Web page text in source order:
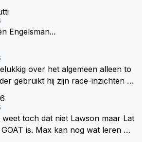
Engelsman...
over het algemeen alleen to
gebruikt hij zijn race-inzichten q
niets, dus wat dat betreft h
😂.
weet toch dat niet Lawson maar Lat
is. Max kan nog wat leren va